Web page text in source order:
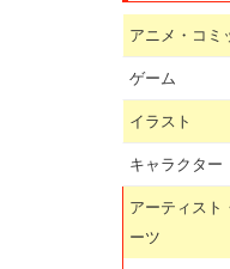
アニメ・コミ
ゲーム
イラスト
キャラクター
アーティスト
ーツ